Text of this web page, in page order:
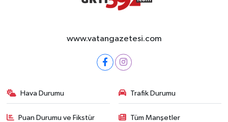
www.vatangazetesi.com
Hava Durumu Trafik Durumu
Puan Durumu ve Fikstür Tüm Manşetler